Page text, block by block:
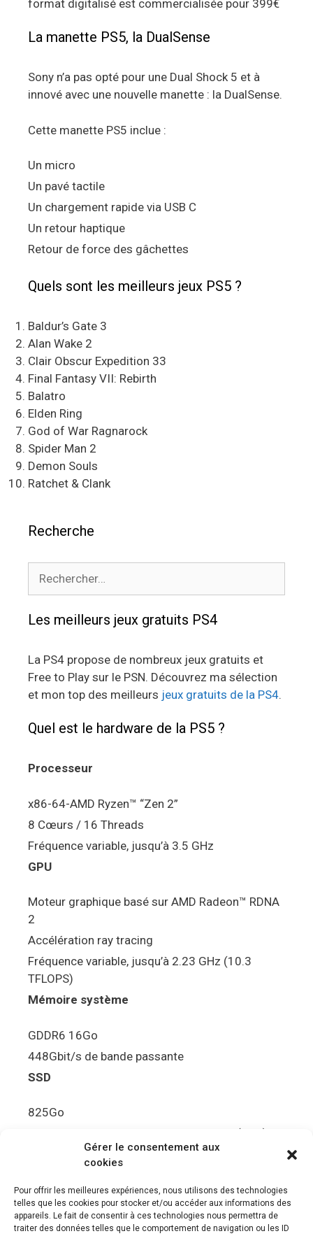
Gérer le consentement aux
cookies
Pour offrir les meilleures expériences, nous utilisons des technologies
telles que les cookies pour stocker et/ou accéder aux informations des
appareils. Le fait de consentir à ces technologies nous permettra de
traiter des données telles que le comportement de navigation ou les ID
format digitalisé est commercialisée pour 399€
La manette PS5, la DualSense
Sony n’a pas opté pour une Dual Shock 5 et à
innové avec une nouvelle manette : la DualSense.
Cette manette PS5 inclue :
Un micro
Un pavé tactile
Un chargement rapide via USB C
Un retour haptique
Retour de force des gâchettes
Quels sont les meilleurs jeux PS5 ?
Baldur’s Gate 3
Alan Wake 2
Clair Obscur Expedition 33
Final Fantasy VII: Rebirth
Balatro
Elden Ring
God of War Ragnarock
Spider Man 2
Demon Souls
Ratchet & Clank
Recherche
Les meilleurs jeux gratuits PS4
La PS4 propose de nombreux jeux gratuits et
Free to Play sur le PSN. Découvrez ma sélection
et mon top des meilleurs jeux gratuits de la PS4.
Quel est le hardware de la PS5 ?
Processeur
x86-64-AMD Ryzen™ “Zen 2”
8 Cœurs / 16 Threads
Fréquence variable, jusqu’à 3.5 GHz
GPU
Moteur graphique basé sur AMD Radeon™ RDNA
2
Accélération ray tracing
Fréquence variable, jusqu’à 2.23 GHz (10.3
TFLOPS)
Mémoire système
GDDR6 16Go
448Gbit/s de bande passante
SSD
825Go
5.5Gbit/s de bande passante en lecture (Brut)
Disque de jeu PS5
Ultra HD Blu-ray™, jusqu’à 100Go/disque
Sortie vidéo